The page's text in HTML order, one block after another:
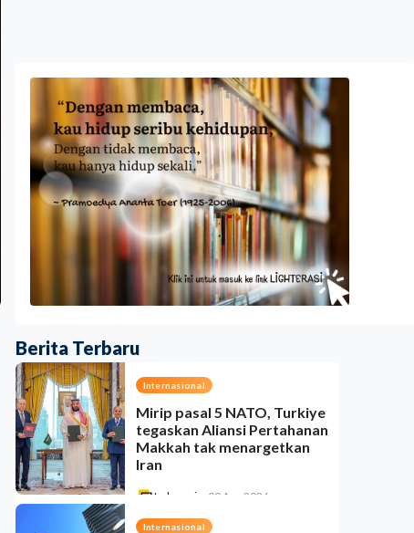
Berita Terbaru
Internasional
Mirip pasal 5 NATO, Turkiye
tegaskan Aliansi Pertahanan
Makkah tak menargetkan
Iran
Indonesia 09 Aug 2026
Internasional